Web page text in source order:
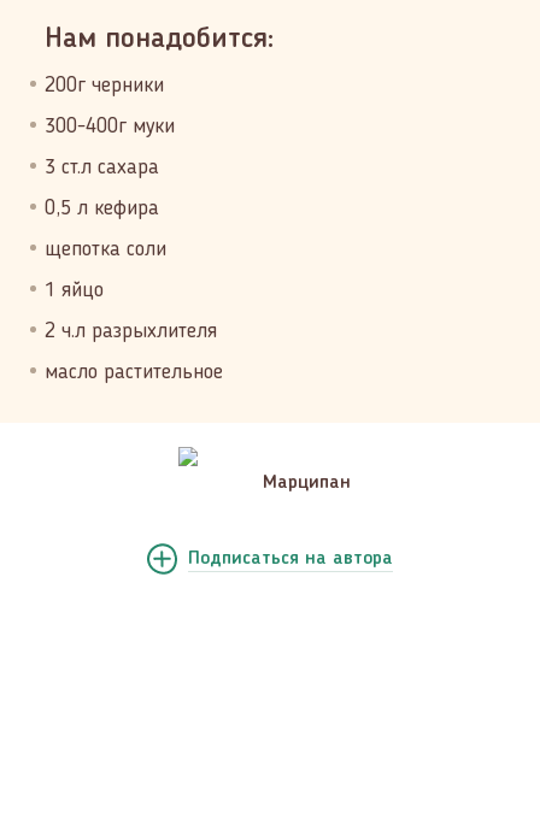
Нам понадобится:
200г черники
300-400г муки
3 ст.л сахара
0,5 л кефира
щепотка соли
1 яйцо
2 ч.л разрыхлителя
масло растительное
Марципан
Подписаться на автора